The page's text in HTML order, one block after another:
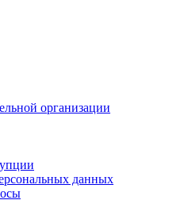
организации
данных